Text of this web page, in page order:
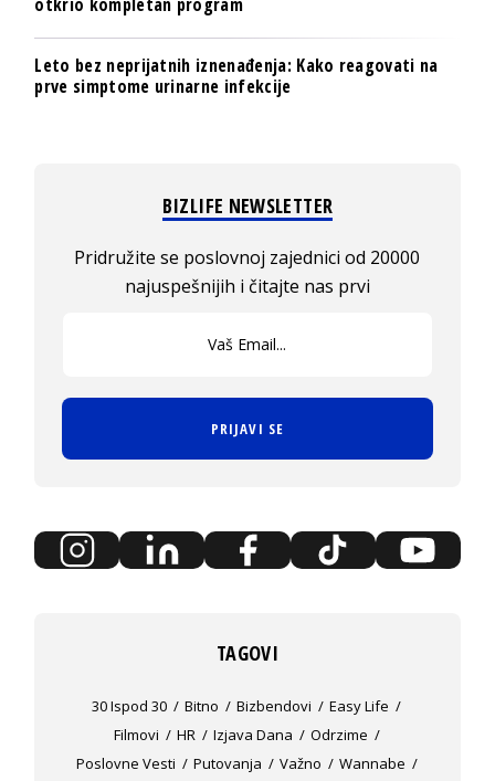
Leto bez neprijatnih iznenađenja: Kako reagovati na
prve simptome urinarne infekcije
BIZLIFE NEWSLETTER
Pridružite se poslovnoj zajednici od 20000
najuspešnijih i čitajte nas prvi
PRIJAVI SE
TAGOVI
30 Ispod 30 Bitno Bizbendovi
Easy Life
Filmovi
HR Izjava Dana
Odrzime
Poslovne Vesti
Putovanja Važno
Wannabe